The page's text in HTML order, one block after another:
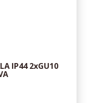
IP44 2xGU10